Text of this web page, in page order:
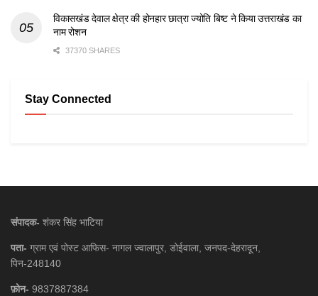
विकासखंड देवाल क्षेत्र की होनहार छात्रा ज्योति बिष्ट ने किया उत्तराखंड का
नाम रोशन
37370 SHARES
Stay Connected
संपादक- शंकर सिंह भाटिया
पता- ग्राम एवं पोस्ट आफिस- नागल ज्वालापुर, डोईवाला, जनपद-देहरादून,
पिन-248140
फ़ोन- 9837887384